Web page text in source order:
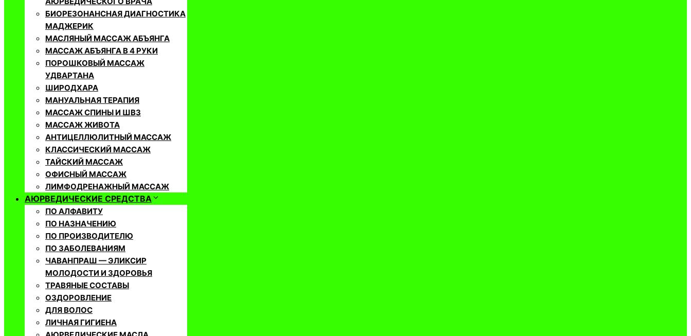
БИОРЕЗОНАНСНАЯ ДИАГНОСТИКА
МАДЖЕРИК
МАСЛЯНЫЙ МАССАЖ АБЪЯНГА
МАССАЖ АБЪЯНГА В 4 РУКИ
ПОРОШКОВЫЙ МАССАЖ
УДВАРТАНА
ШИРОДХАРА
МАНУАЛЬНАЯ ТЕРАПИЯ
МАССАЖ СПИНЫ И ШВЗ
МАССАЖ ЖИВОТА
АНТИЦЕЛЛЮЛИТНЫЙ МАССАЖ
КЛАССИЧЕСКИЙ МАССАЖ
ТАЙСКИЙ МАССАЖ
ОФИСНЫЙ МАССАЖ
ЛИМФОДРЕНАЖНЫЙ МАССАЖ
АЮРВЕДИЧЕСКИЕ СРЕДСТВА
ПО АЛФАВИТУ
ПО НАЗНАЧЕНИЮ
ПО ПРОИЗВОДИТЕЛЮ
ПО ЗАБОЛЕВАНИЯМ
ЧАВАНПРАШ — ЭЛИКСИР
МОЛОДОСТИ И ЗДОРОВЬЯ
ТРАВЯНЫЕ СОСТАВЫ
ОЗДОРОВЛЕНИЕ
ДЛЯ ВОЛОС
ЛИЧНАЯ ГИГИЕНА